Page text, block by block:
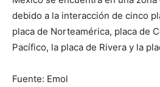
debido a la interacción de cinco
placa de Norteamérica, placa de
Pacífico, la placa de Rivera y la
Fuente: Emol